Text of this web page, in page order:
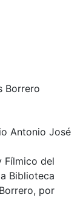
Borrero
Antonio José
Fílmico del
Biblioteca
por